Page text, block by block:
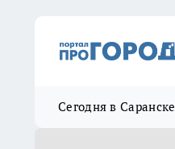
Сегодня в Саранске